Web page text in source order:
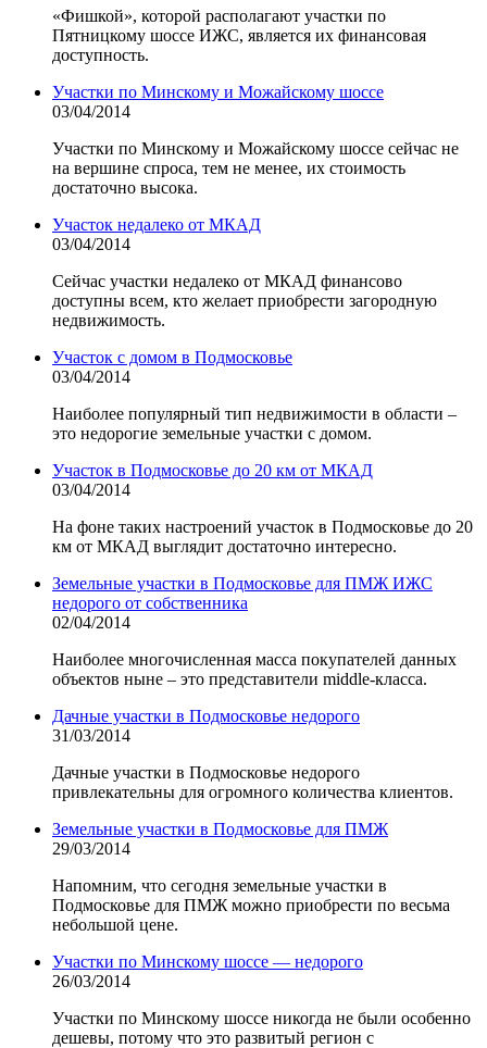
«Фишкой», которой располагают участки по
Пятницкому шоссе ИЖС, является их финансовая
доступность.
Участки по Минскому и Можайскому шоссе
03/04/2014
Участки по Минскому и Можайскому шоссе сейчас не
на вершине спроса, тем не менее, их стоимость
достаточно высока.
Участок недалеко от МКАД
03/04/2014
Сейчас участки недалеко от МКАД финансово
доступны всем, кто желает приобрести загородную
недвижимость.
Участок с домом в Подмосковье
03/04/2014
Наиболее популярный тип недвижимости в области –
это недорогие земельные участки с домом.
Участок в Подмосковье до 20 км от МКАД
03/04/2014
На фоне таких настроений участок в Подмосковье до 20
км от МКАД выглядит достаточно интересно.
Земельные участки в Подмосковье для ПМЖ ИЖС
недорого от собственника
02/04/2014
Наиболее многочисленная масса покупателей данных
объектов ныне – это представители middle-класса.
Дачные участки в Подмосковье недорого
31/03/2014
Дачные участки в Подмосковье недорого
привлекательны для огромного количества клиентов.
Земельные участки в Подмосковье для ПМЖ
29/03/2014
Напомним, что сегодня земельные участки в
Подмосковье для ПМЖ можно приобрести по весьма
небольшой цене.
Участки по Минскому шоссе — недорого
26/03/2014
Участки по Минскому шоссе никогда не были особенно
дешевы, потому что это развитый регион с